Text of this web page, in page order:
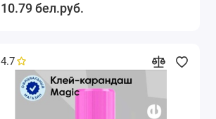
10.79 бел.руб.
4.7